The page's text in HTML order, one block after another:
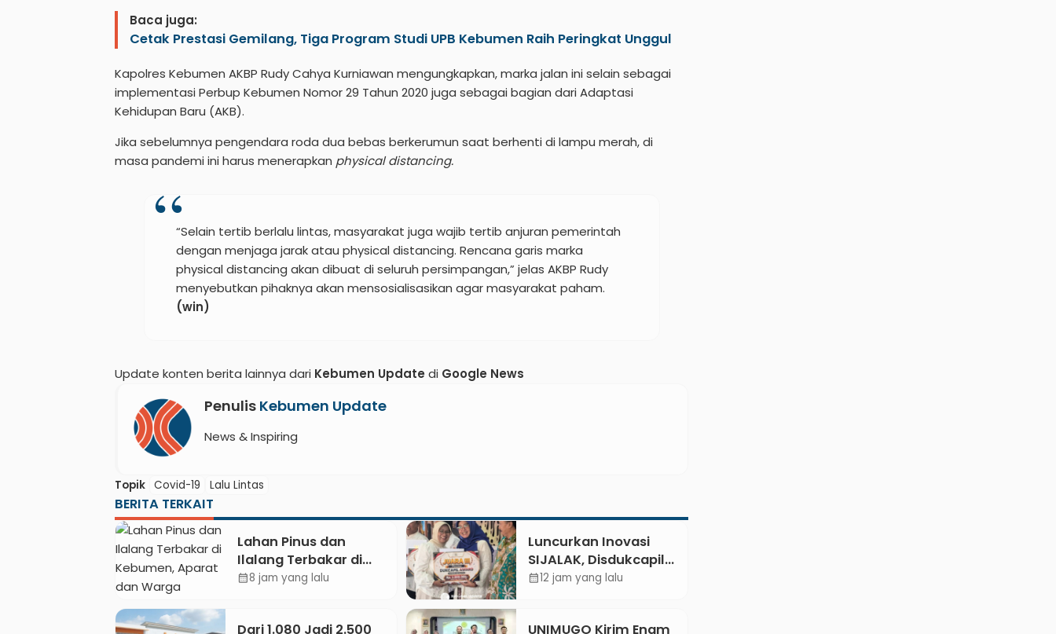
Baca juga:
Cetak Prestasi Gemilang, Tiga Program Studi UPB Kebumen Raih Peringkat Unggul
Kapolres Kebumen AKBP Rudy Cahya Kurniawan mengungkapkan, marka jalan ini selain sebagai
implementasi Perbup Kebumen Nomor 29 Tahun 2020 juga sebagai bagian dari Adaptasi
Kehidupan Baru (AKB).
Jika sebelumnya pengendara roda dua bebas berkerumun saat berhenti di lampu merah, di
masa pandemi ini harus menerapkan physical distancing.
“Selain tertib berlalu lintas, masyarakat juga wajib tertib anjuran pemerintah
dengan menjaga jarak atau physical distancing. Rencana garis marka
physical distancing akan dibuat di seluruh persimpangan,” jelas AKBP Rudy
menyebutkan pihaknya akan mensosialisasikan agar masyarakat paham.
(win)
Update konten berita lainnya dari Kebumen Update di Google News
Penulis Kebumen Update
News & Inspiring
Topik Covid-19 Lalu Lintas
BERITA TERKAIT
Lahan Pinus dan
Ilalang Terbakar di
Kebumen, Aparat dan
calendar_month8 jam yang lalu
Luncurkan Inovasi
SIJALAK, Disdukcapil
Kebumen Perkuat
calendar_month12 jam yang lalu
Dari 1.080 Jadi 2.500
UNIMUGO Kirim Enam